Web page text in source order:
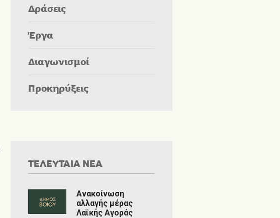
Δράσεις
Έργα
Διαγωνισμοί
Προκηρύξεις
ΤΕΛΕΥΤΑΙΑ ΝΕΑ
Ανακοίνωση
αλλαγής μέρας
Λαϊκής Αγοράς